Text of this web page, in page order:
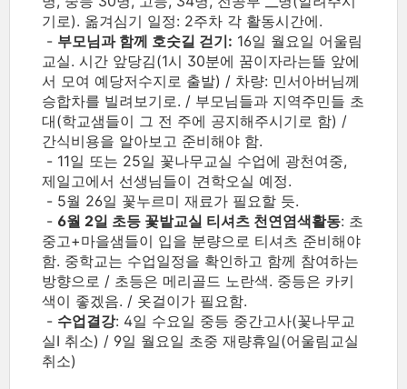
기로). 옮겨심기 일정: 2주차 각 활동시간에.
- 부모님과 함께 호숫길 걷기: 16일 월요일 어울림
교실. 시간 앞당김(1시 30분에 꿈이자라는뜰 앞에
서 모여 예당저수지로 출발) / 차량: 민서아버님께
승합차를 빌려보기로. / 부모님들과 지역주민들 초
대(학교샘들이 그 전 주에 공지해주시기로 함) /
간식비용을 알아보고 준비해야 함.
- 11일 또는 25일 꽃나무교실 수업에 광천여중,
제일고에서 선생님들이 견학오실 예정.
- 5월 26일 꽃누르미 재료가 필요할 듯.
- 6월 2일 초등 꽃밭교실 티셔츠 천연염색활동: 초
중고+마을샘들이 입을 분량으로 티셔츠 준비해야
함. 중학교는 수업일정을 확인하고 함께 참여하는
방향으로 / 초등은 메리골드 노란색. 중등은 카키
색이 좋겠음. / 옷걸이가 필요함.
- 수업결강: 4일 수요일 중등 중간고사(꽃나무교
실I 취소) / 9일 월요일 초중 재량휴일(어울림교실
취소)